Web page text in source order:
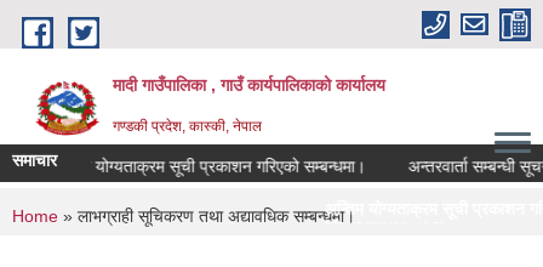
Skip to main content
मादी गाउँपालिका , गाउँ कार्यपालिकाको कार्यालय
गण्डकी प्रदेश, कास्की, नेपाल
समाचार
अन्तिम योग्यताक्रम सूची प्रकाशन गरिएको सम्बन्धमा। अन्तरवार्ता सम्बन्धी सूचना
अन्तिम योग्यताक्रम सूची प्रकाशन गरिएको सम्बन्धमा।
You are here
Home » लाभग्राही सूचिकरण तथा अद्यावधिक सम्बन्धमा।